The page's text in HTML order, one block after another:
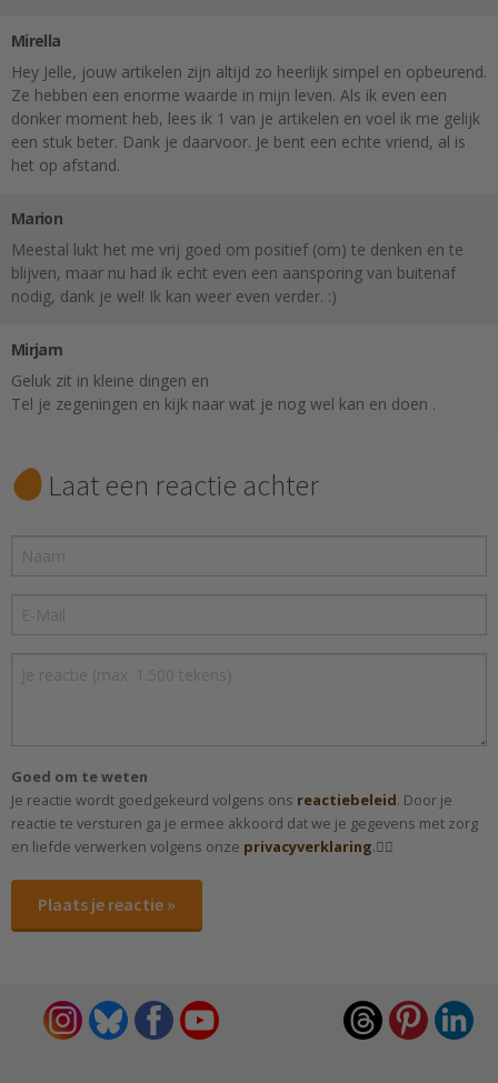
Mirella
Hey Jelle, jouw artikelen zijn altijd zo heerlijk simpel en opbeurend.
Ze hebben een enorme waarde in mijn leven. Als ik even een
donker moment heb, lees ik 1 van je artikelen en voel ik me gelijk
een stuk beter. Dank je daarvoor. Je bent een echte vriend, al is
het op afstand.
Marion
Meestal lukt het me vrij goed om positief (om) te denken en te
blijven, maar nu had ik echt even een aansporing van buitenaf
nodig, dank je wel! Ik kan weer even verder. :)
Mirjam
Geluk zit in kleine dingen en
Tel je zegeningen en kijk naar wat je nog wel kan en doen .
Laat een reactie achter
Goed om te weten
Je reactie wordt goedgekeurd volgens ons reactiebeleid. Door je
reactie te versturen ga je ermee akkoord dat we je gegevens met zorg
en liefde verwerken volgens onze privacyverklaring.✌🏻
Plaats je reactie »